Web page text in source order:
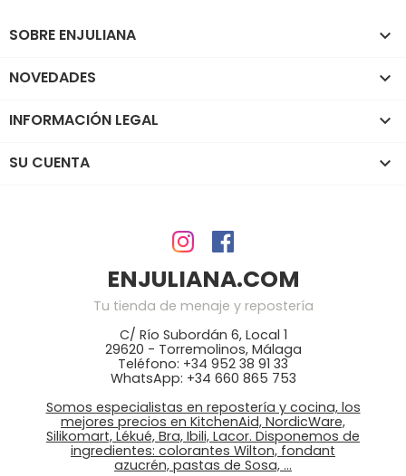
SOBRE ENJULIANA 
NOVEDADES 
INFORMACIÓN LEGAL 
SU CUENTA 
ENJULIANA.COM
Tu tienda de menaje y repostería
C/ Río Subordán 6, Local 1
29620 - Torremolinos, Málaga
Teléfono: +34 952 38 91 33
WhatsApp: +34 660 865 753
Somos especialistas en repostería y cocina, los
mejores precios en KitchenAid, NordicWare,
Silikomart, Lékué, Bra, Ibili, Lacor. Disponemos de
ingredientes: colorantes Wilton, fondant
azucrén, pastas de Sosa, …